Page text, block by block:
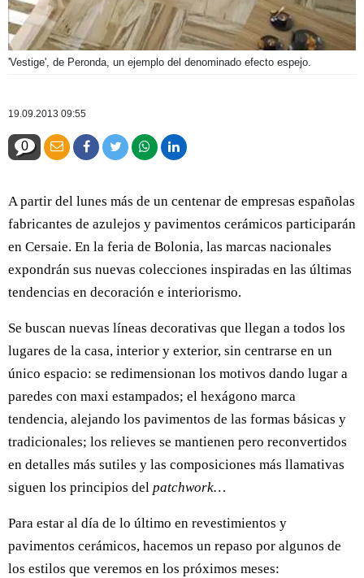
'Vestige', de Peronda, un ejemplo del denominado efecto espejo.
19.09.2013 09:55
0
A partir del lunes más de un centenar de empresas españolas
fabricantes de azulejos y pavimentos cerámicos participarán
en Cersaie. En la feria de Bolonia, las marcas nacionales
expondrán sus nuevas colecciones inspiradas en las últimas
tendencias en decoración e interiorismo.
Se buscan nuevas líneas decorativas que llegan a todos los
lugares de la casa, interior y exterior, sin centrarse en un
único espacio: se redimensionan los motivos dando lugar a
paredes con maxi estampados; el hexágono marca
tendencia, alejando los pavimentos de las formas básicas y
tradicionales; los relieves se mantienen pero reconvertidos
en detalles más sutiles y las composiciones más llamativas
siguen los principios del patchwork…
Para estar al día de lo último en revestimientos y
pavimentos cerámicos, hacemos un repaso por algunos de
los estilos que veremos en los próximos meses: